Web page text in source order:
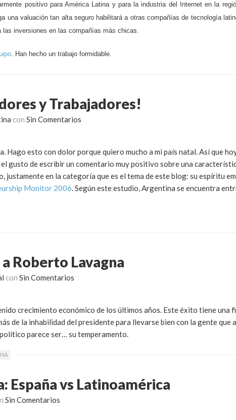
positivo para América Latina y para la industria del Internet en la
una valuación tan alta seguro habilitará a otras compañías de tecnología
inversiones en las compañías más chicas.
. Han hecho un trabajo formidable.
y Trabajadores!
con Sin Comentarios
esto con dolor porque quiero mucho a mi país natal. Así que
gusto de escribir un comentario muy positivo sobre una
justamente en la categoría que es el tema de este blog: su espíritu
Monitor 2006. Según este estudio, Argentina se encuentra
Roberto Lavagna
con Sin Comentarios
crecimiento económico de los últimos años. Este éxito tiene una
de la inhabilidad del presidente para llevarse bien con la gente que
parece ser… su temperamento.
España vs Latinoamérica
Sin Comentarios